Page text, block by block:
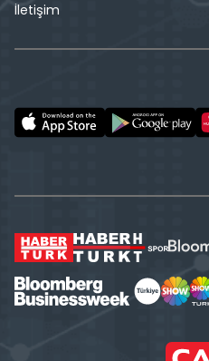
İletişim